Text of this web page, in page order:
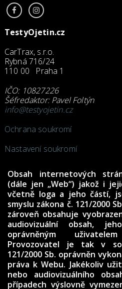
TestyOjetin.cz
CarTrax, s.r.o.
Rybná 716/24
110 00 Praha 1
IČO: 10827226
Šéfredaktor: Pavel Foltýn
info@testyojetin.cz
Ochrana soukromí
Nastavení soukromí
Obsah internetových
(dále jen „Web“) jakož i
včetně loga a jeho částí,
smyslu zákona č. 121/2000
zároveň obsahuje
audiovizuální obsah,
oprávněným
Provozovatel je tak v
121/2000 Sb. oprávněn
práva k Webu. Jakékoliv
nebo audiovizuálního
případech výslovně